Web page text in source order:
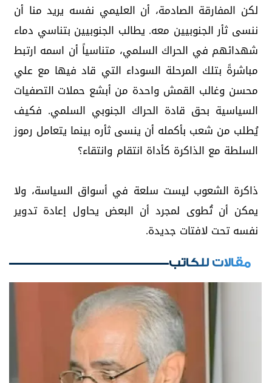
لكن المفارقة الصادمة، أن العليمي نفسه يريد منا أن
ننسى ثأر الجنوبيين معه. يطالب الجنوبيين بتناسي دماء
شهدائهم في الحراك السلمي، متناسياً أن اسمه ارتبط
مباشرةً بتلك المرحلة السوداء التي قاد فيها مع علي
محسن وغالب القمش واحدة من أبشع حملات التصفيات
السياسية بحق قادة الحراك الجنوبي السلمي. فكيف
يُطلب من شعب بأكمله أن ينسى ثأره بينما يتعامل رموز
السلطة مع الذاكرة كأداة انتقام وانتقاء؟
ذاكرة الشعوب ليست سلعة في أسواق السياسة، ولا
يمكن أن تُطوى لمجرد أن البعض يحاول إعادة تدوير
نفسه تحت لافتات جديدة.
مقالات للكاتب